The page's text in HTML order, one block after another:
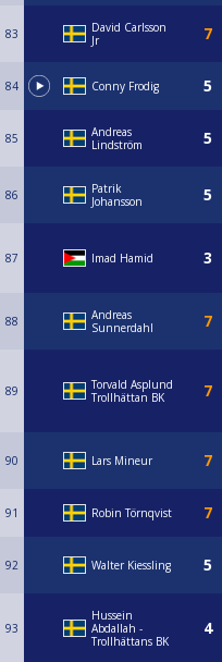
83
David Carlsson
Jr
84 Conny Frodig
85
Andreas
Lindström
86
Patrik
Johansson
87 Imad Hamid
88
Andreas
Sunnerdahl
89
Torvald Asplund
Trollhättan BK
90 Lars Mineur
91 Robin Törnqvist
92 Walter Kiessling
93
Hussein
Abdallah -
Trollhättans BK